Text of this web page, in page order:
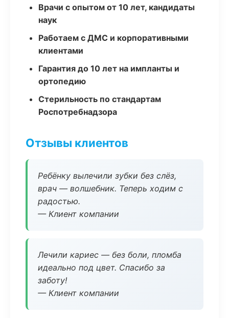
Врачи с опытом от 10 лет, кандидаты
наук
Работаем с ДМС и корпоративными
клиентами
Гарантия до 10 лет на импланты и
ортопедию
Стерильность по стандартам
Роспотребнадзора
Отзывы клиентов
Ребёнку вылечили зубки без слёз,
врач — волшебник. Теперь ходим с
радостью.
— Клиент компании
Лечили кариес — без боли, пломба
идеально под цвет. Спасибо за
заботу!
— Клиент компании